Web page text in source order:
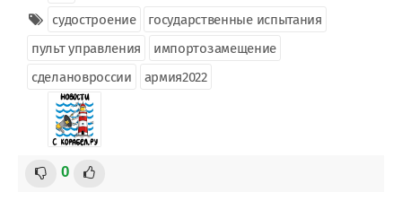
судостроение
государственные испытания
пульт управления
импортозамещение
сделановроссии
армия2022
0